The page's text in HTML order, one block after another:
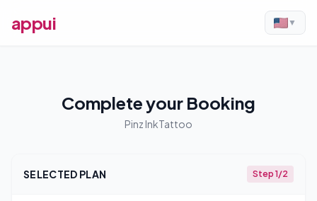
appui ▼
Complete your Booking
Pinz InkTattoo
SELECTED PLAN Step 1/2